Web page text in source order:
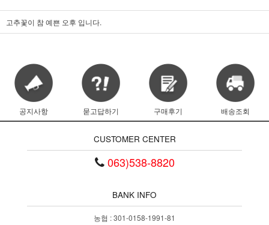
고추꽃이 참 예쁜 오후 입니다.
공지사항 묻고답하기 구매후기 배송조회
CUSTOMER CENTER
063)538-8820
BANK INFO
농협 : 301-0158-1991-81